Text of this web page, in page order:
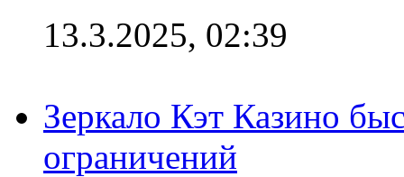
13.3.2025, 02:39
Зеркало Кэт Казино
ограничений